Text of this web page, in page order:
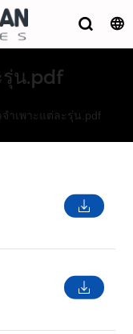
รุ่น.pdf
ำเพาะแต่ละรุ่น.pdf